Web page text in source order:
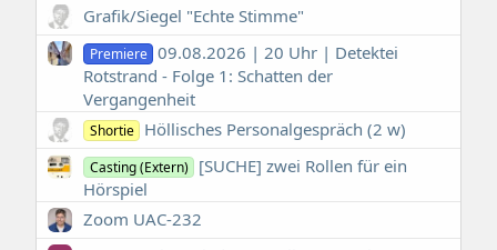
Grafik/Siegel "Echte Stimme"
Premiere 09.08.2026 | 20 Uhr | Detektei
Rotstrand - Folge 1: Schatten der
Vergangenheit
Shortie Höllisches Personalgespräch (2 w)
Casting (Extern)
[SUCHE] zwei Rollen für ein
Hörspiel
Zoom UAC-232